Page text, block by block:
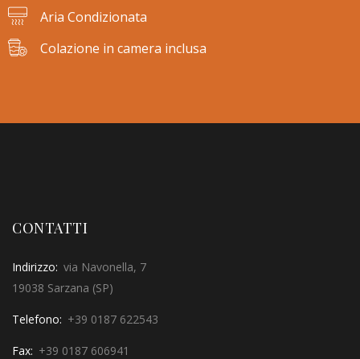
Aria Condizionata
Colazione in camera inclusa
CONTATTI
Indirizzo: via Navonella, 7
19038 Sarzana (SP)
Telefono: +39 0187 622543
Fax: +39 0187 606941